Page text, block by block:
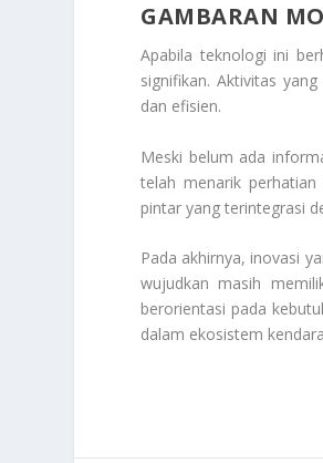
GAMBARAN
Apabila teknologi ini
signifikan. Aktivitas
dan efisien.
Meski belum ada
telah menarik
pintar yang terintegrasi
Pada akhirnya, inovasi
wujudkan masih
berorientasi pada
dalam ekosistem